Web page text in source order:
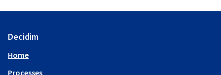
Decidim
Home
Processes